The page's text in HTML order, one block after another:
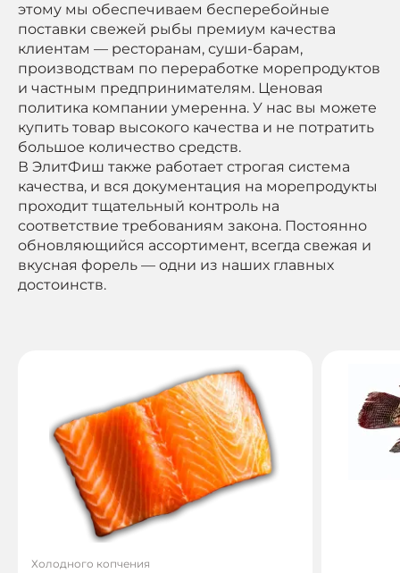
этому мы обеспечиваем бесперебойные
поставки свежей рыбы премиум качества
клиентам — ресторанам, суши-барам,
производствам по переработке морепродуктов
и частным предпринимателям. Ценовая
политика компании умеренна. У нас вы можете
купить товар высокого качества и не потратить
большое количество средств.
В ЭлитФиш также работает строгая система
качества, и вся документация на морепродукты
проходит тщательный контроль на
соответствие требованиям закона. Постоянно
обновляющийся ассортимент, всегда свежая и
вкусная форель — одни из наших главных
достоинств.
Холодного копчения